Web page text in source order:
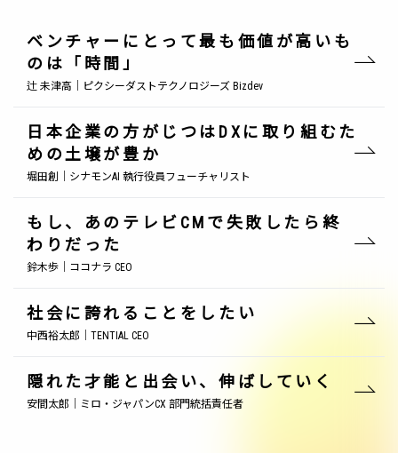
ベンチャーにとって最も価値が高いも
のは「時間」
辻 未津高｜ピクシーダストテクノロジーズ Bizdev
日本企業の方がじつはDXに取り組むた
めの土壌が豊か
堀田創｜シナモンAI 執行役員フューチャリスト
もし、あのテレビCMで失敗したら終
わりだった
鈴木歩｜ココナラ CEO
社会に誇れることをしたい
中西裕太郎｜TENTIAL CEO
隠れた才能と出会い、伸ばしていく
安間太郎｜ミロ・ジャパンCX 部門統括責任者